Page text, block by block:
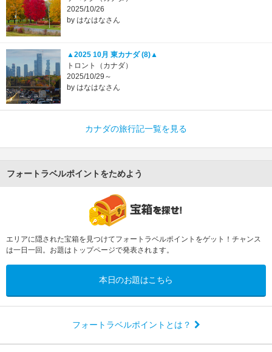
2025/10/26
by はなはなさん
▲2025 10月 東カナダ (8)▲
トロント（カナダ）
2025/10/29～
by はなはなさん
カナダの旅行記一覧を見る
フォートラベルポイントをためよう
エリアに隠された宝箱を見つけてフォートラベルポイントをゲット！チャンス
は一日一回。お題はトップページで発表されます。
本日のお題はこちら
フォートラベルポイントとは？